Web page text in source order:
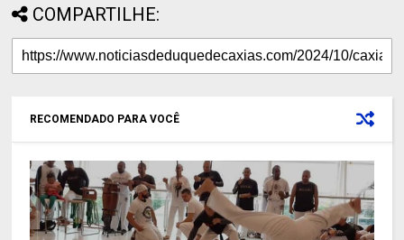
COMPARTILHE:
RECOMENDADO PARA VOCÊ